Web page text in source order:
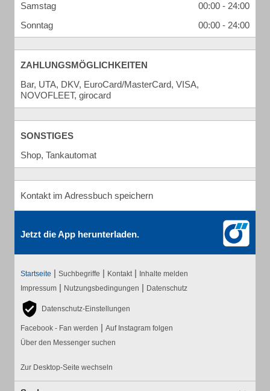
Samstag
00:00 - 24:00
Sonntag
00:00 - 24:00
ZAHLUNGSMÖGLICHKEITEN
Bar, UTA, DKV, EuroCard/MasterCard, VISA,
NOVOFLEET, girocard
SONSTIGES
Shop, Tankautomat
Kontakt im Adressbuch speichern
Jetzt die App herunterladen.
Startseite | Suchbegriffe | Kontakt | Inhalte melden
Impressum | Nutzungsbedingungen | Datenschutz
Datenschutz-Einstellungen
Facebook - Fan werden | Auf Instagram folgen
Über den Messenger suchen
Zur Desktop-Seite wechseln